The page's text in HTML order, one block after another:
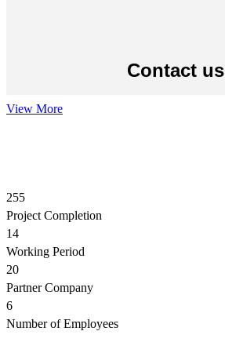
Contact us
View More
255
Project Completion
14
Working Period
20
Partner Company
6
Number of Employees